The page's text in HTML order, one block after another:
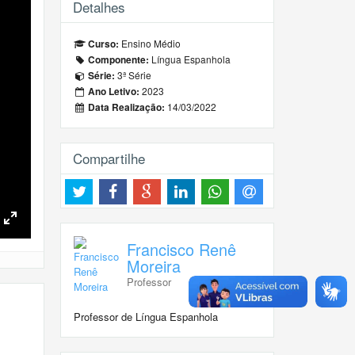
Fullscreen
Detalhes
Curso: Ensino Médio
Componente: Língua Espanhola
Série: 3ª Série
Ano Letivo: 2023
Data Realização: 14/03/2022
Compartilhe
Francisco Renê
Moreira
Professor
Professor de Língua Espanhola